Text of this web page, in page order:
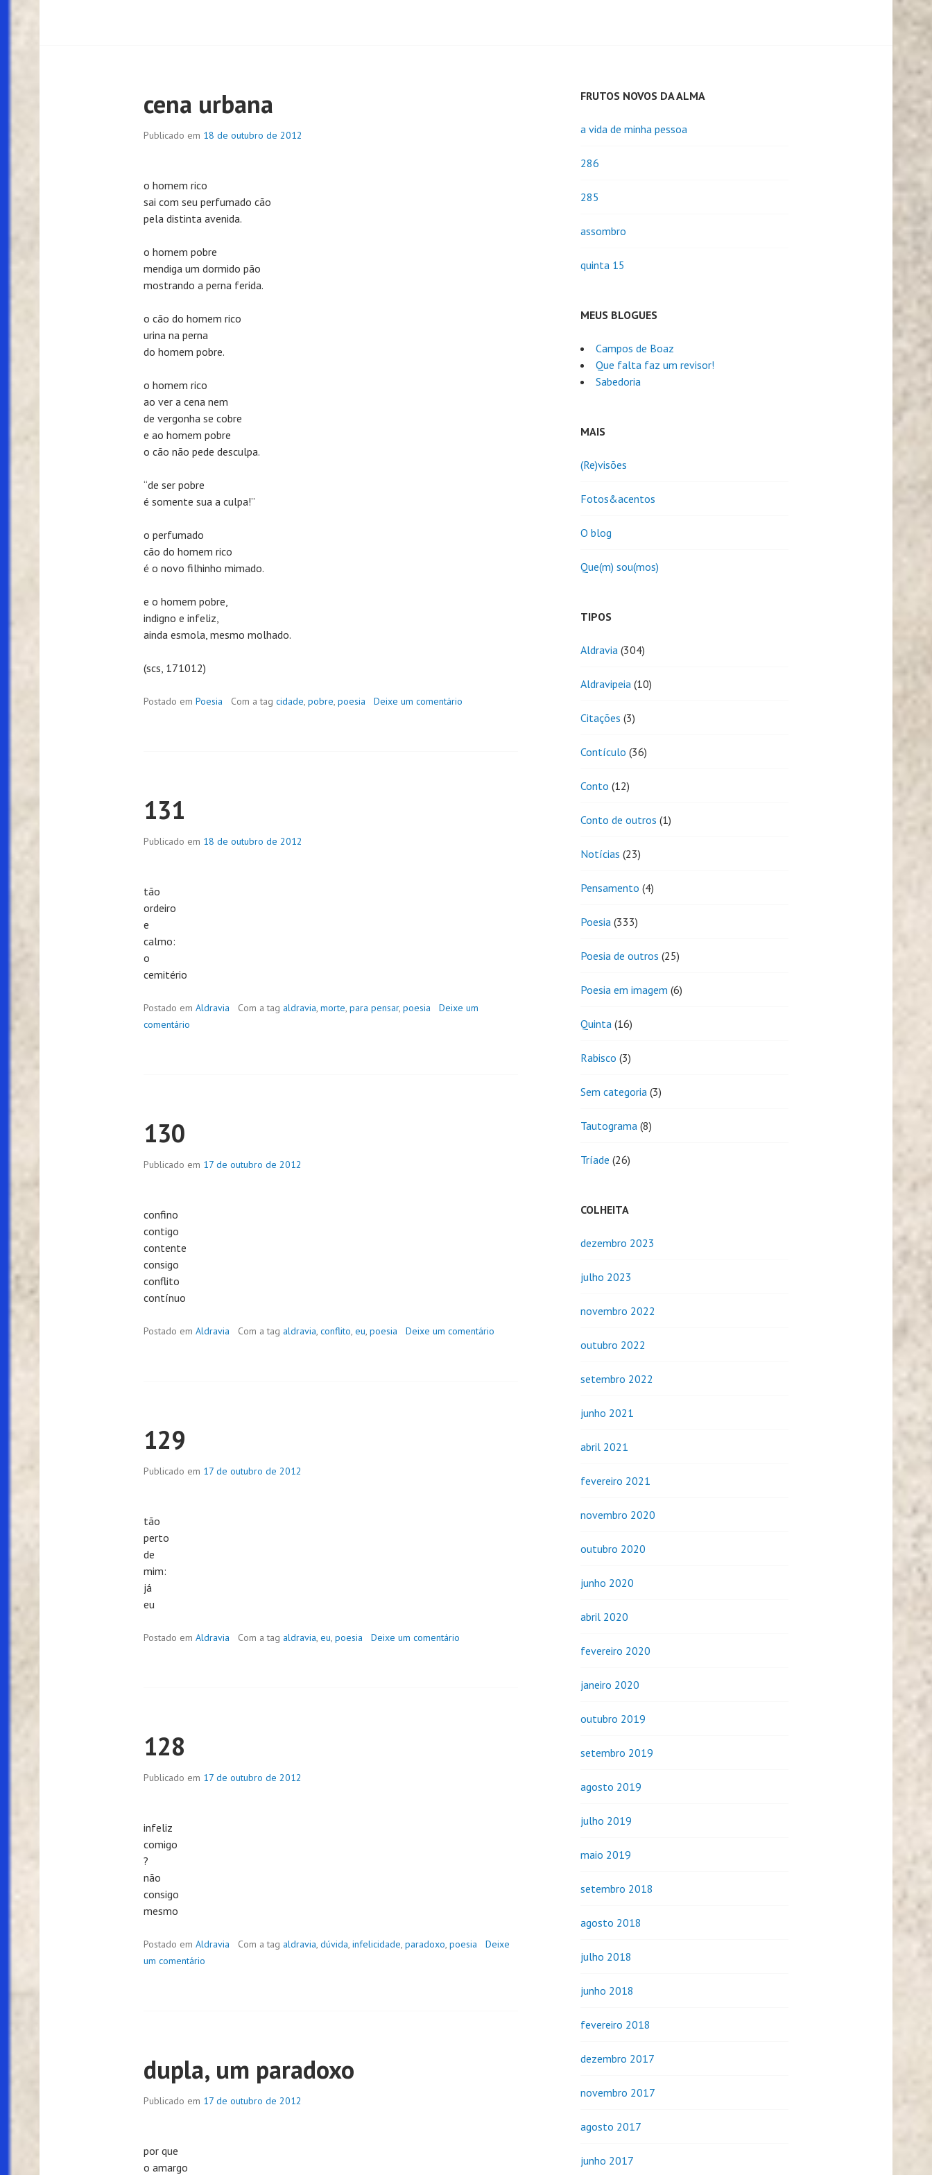
cena urbana
Publicado em 18 de outubro de 2012
o homem rico
sai com seu perfumado cão
pela distinta avenida.
o homem pobre
mendiga um dormido pão
mostrando a perna ferida.
o cão do homem rico
urina na perna
do homem pobre.
o homem rico
ao ver a cena nem
de vergonha se cobre
e ao homem pobre
o cão não pede desculpa.
“de ser pobre
é somente sua a culpa!”
o perfumado
cão do homem rico
é o novo filhinho mimado.
e o homem pobre,
indigno e infeliz,
ainda esmola, mesmo molhado.
(scs, 171012)
Postado em Poesia Com a tag cidade, pobre, poesia Deixe um comentário
131
Publicado em 18 de outubro de 2012
tão
ordeiro
e
calmo:
o
cemitério
Postado em Aldravia Com a tag aldravia, morte, para pensar, poesia
Deixe um
comentário
130
Publicado em 17 de outubro de 2012
confino
contigo
contente
consigo
conflito
contínuo
Postado em Aldravia Com a tag aldravia, conflito, eu, poesia Deixe um comentário
129
Publicado em 17 de outubro de 2012
tão
perto
de
mim:
já
eu
Postado em Aldravia Com a tag aldravia, eu, poesia Deixe um comentário
128
Publicado em 17 de outubro de 2012
infeliz
comigo
?
não
consigo
mesmo
Postado em Aldravia Com a tag aldravia, dúvida, infelicidade, paradoxo, poesia
Deixe
um comentário
dupla, um paradoxo
Publicado em 17 de outubro de 2012
por que
o amargo
FRUTOS NOVOS DA ALMA
a vida de minha pessoa
286
285
assombro
quinta 15
MEUS BLOGUES
Campos de Boaz
Que falta faz um revisor!
Sabedoria
MAIS
(Re)visões
Fotos&acentos
O blog
Que(m) sou(mos)
TIPOS
Aldravia (304)
Aldravipeia (10)
Citações (3)
Contículo (36)
Conto (12)
Conto de outros (1)
Notícias (23)
Pensamento (4)
Poesia (333)
Poesia de outros (25)
Poesia em imagem (6)
Quinta (16)
Rabisco (3)
Sem categoria (3)
Tautograma (8)
Tríade (26)
COLHEITA
dezembro 2023
julho 2023
novembro 2022
outubro 2022
setembro 2022
junho 2021
abril 2021
fevereiro 2021
novembro 2020
outubro 2020
junho 2020
abril 2020
fevereiro 2020
janeiro 2020
outubro 2019
setembro 2019
agosto 2019
julho 2019
maio 2019
setembro 2018
agosto 2018
julho 2018
junho 2018
fevereiro 2018
dezembro 2017
novembro 2017
agosto 2017
junho 2017